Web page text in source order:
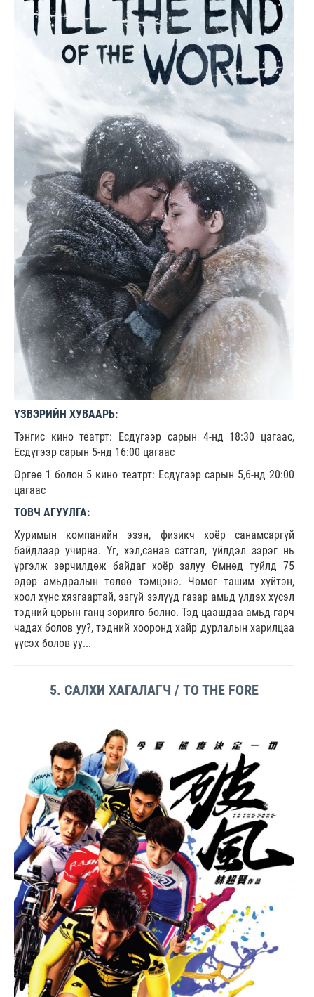
ҮЗВЭРИЙН ХУВААРЬ:
Тэнгис кино театрт: Есдүгээр сарын 4-нд 18:30 цагаас,
Есдүгээр сарын 5-нд 16:00 цагаас
Өргөө 1 болон 5 кино театрт: Есдүгээр сарын 5,6-нд 20:00
цагаас
ТОВЧ АГУУЛГА:
Хуримын компанийн эзэн, физикч хоёр санамсаргүй
байдлаар учирна. Үг, хэл,санаа сэтгэл, үйлдэл зэрэг нь
үргэлж зөрчилдөж байдаг хоёр залуу Өмнөд туйлд 75
өдөр амьдралын төлөө тэмцэнэ. Чөмөг ташим хүйтэн,
хоол хүнс хязгаартай, эзгүй зэлүүд газар амьд үлдэх хүсэл
тэдний цорын ганц зорилго болно. Тэд цаашдаа амьд гарч
чадах болов уу?, тэдний хооронд хайр дурлалын харилцаа
үүсэх болов уу...
5. САЛХИ ХАГАЛАГЧ / TO THE FORE